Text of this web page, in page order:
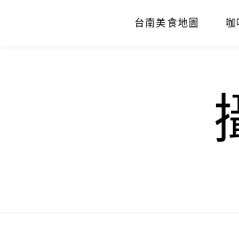
台南美食地圖 咖